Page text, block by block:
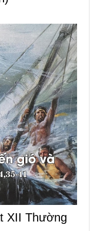
XII Thường